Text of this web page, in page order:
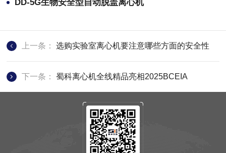
DD-5G生物安全型自动脱盖离心机
上一条：选购实验室离心机要注意哪些方面的安全性
下一条：蜀科离心机全线精品亮相2025BCEIA